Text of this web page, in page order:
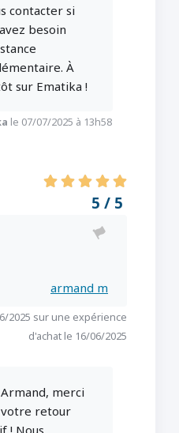
contacter si
besoin
À
sur Ematika !
le 07/07/2025 à 13h58
5 / 5
armand m
2025 sur une expérience
d'achat le 16/06/2025
merci
retour
! Nous